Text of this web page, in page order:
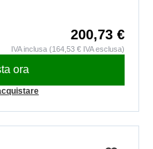
200,73 €
IVA inclusa (164,53 € IVA esclusa)
ora